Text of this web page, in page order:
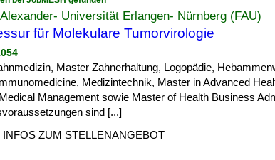
Universität Erlangen- Nürnberg (FAU)
für Molekulare Tumorvirologie
Master Zahnerhaltung, Logopädie,
Medizintechnik, Master in Advanced
Management sowie Master of Health Business
sind [...]
INFOS ZUM STELLENANGEBOT